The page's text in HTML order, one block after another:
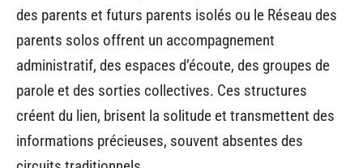
des parents et futurs parents isolés ou le Réseau des
parents solos offrent un accompagnement
administratif, des espaces d’écoute, des groupes de
parole et des sorties collectives. Ces structures
créent du lien, brisent la solitude et transmettent des
informations précieuses, souvent absentes des